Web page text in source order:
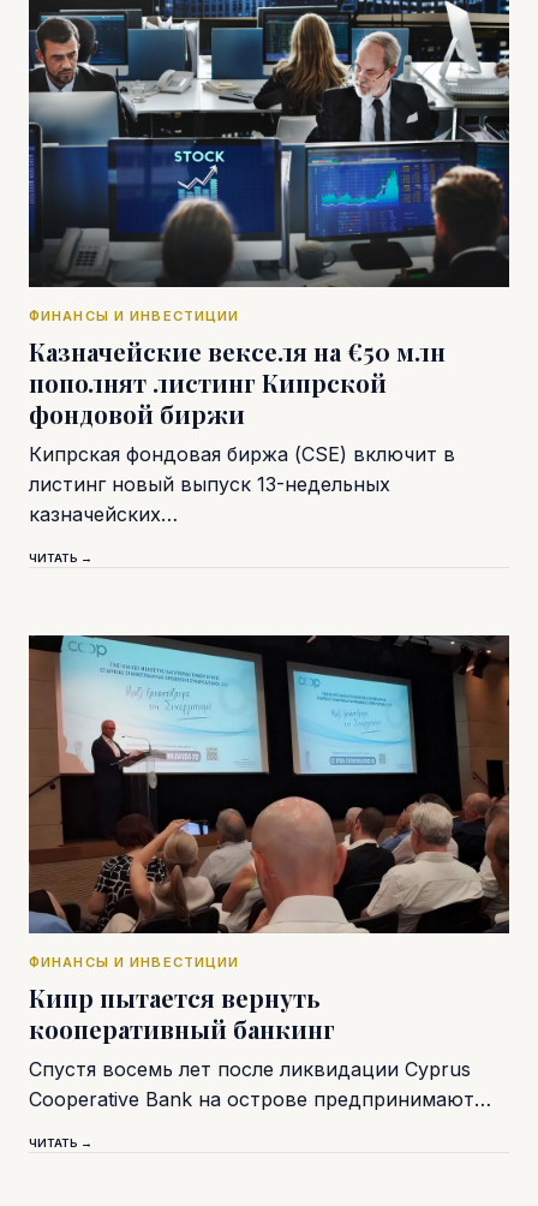
ФИНАНСЫ И ИНВЕСТИЦИИ
Казначейские векселя на €50 млн
пополнят листинг Кипрской
фондовой биржи
Кипрская фондовая биржа (CSE) включит в
листинг новый выпуск 13-недельных
казначейских…
ЧИТАТЬ →
ФИНАНСЫ И ИНВЕСТИЦИИ
Кипр пытается вернуть
кооперативный банкинг
Спустя восемь лет после ликвидации Cyprus
Cooperative Bank на острове предпринимают…
ЧИТАТЬ →